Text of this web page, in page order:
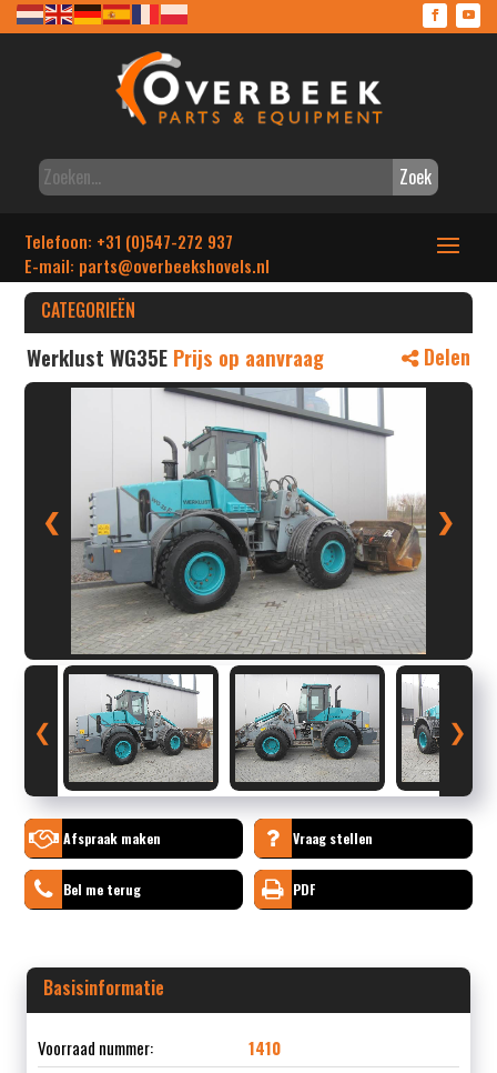
Zoek
Telefoon: +31 (0)547-272 937
E-mail: parts@overbeekshovels.nl
CATEGORIEËN
Werklust WG35E Prijs op aanvraag Delen
❮ ❯
❮ ❯
Afspraak maken Vraag stellen
Bel me terug PDF
Basisinformatie
Voorraad nummer:
1410